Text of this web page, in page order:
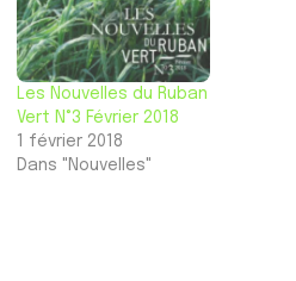
Les Nouvelles du Ruban
Vert N°3 Février 2018
1 février 2018
Dans "Nouvelles"